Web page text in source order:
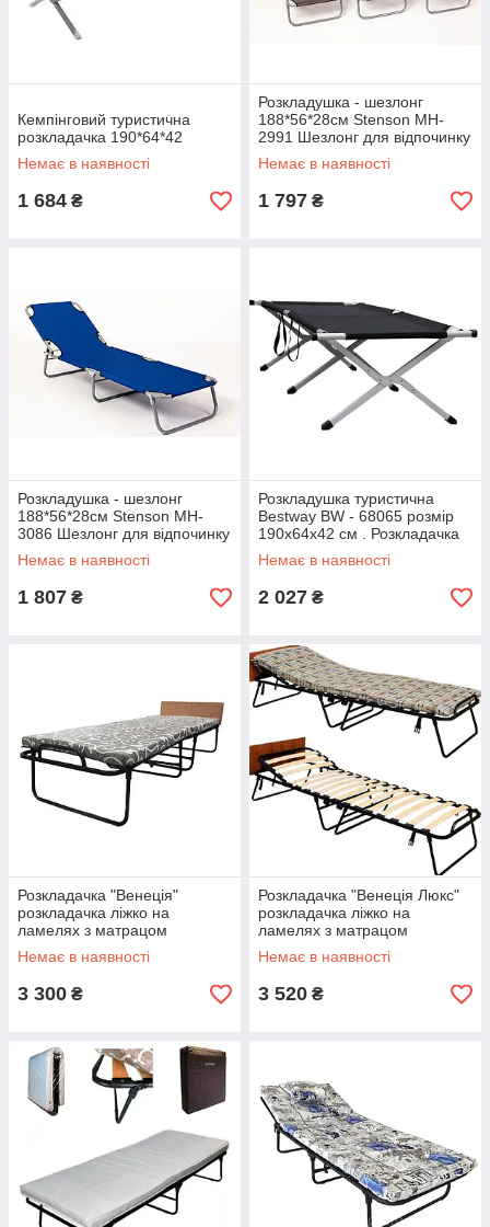
Кемпінговий туристична
розкладачка 190*64*42
Немає в наявності
1 684 ₴
Розкладушка - шезлонг
188*56*28см Stenson MH-
2991 Шезлонг для відпочинку
Розкладачка туристична
Немає в наявності
1 797 ₴
Розкладушка - шезлонг
188*56*28см Stenson MH-
3086 Шезлонг для відпочинку
Розкладачка туристична
Немає в наявності
1 807 ₴
Розкладушка туристична
Bestway BW - 68065 розмір
190х64х42 см . Розкладачка
для відпочинку
Немає в наявності
2 027 ₴
Розкладачка "Венеція"
розкладачка ліжко на
ламелях з матрацом
Немає в наявності
3 300 ₴
Розкладачка "Венеція Люкс"
розкладачка ліжко на
ламелях з матрацом
Немає в наявності
3 520 ₴